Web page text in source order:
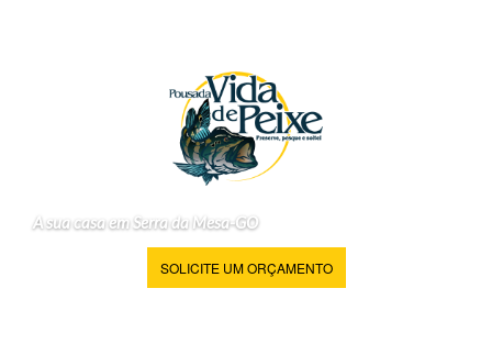
A sua casa em Serra da Mesa-GO
SOLICITE UM ORÇAMENTO